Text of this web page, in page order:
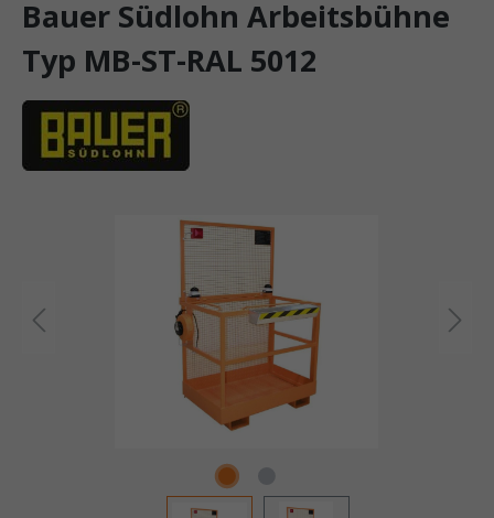
Bauer Südlohn Arbeitsbühne
Typ MB-ST-RAL 5012